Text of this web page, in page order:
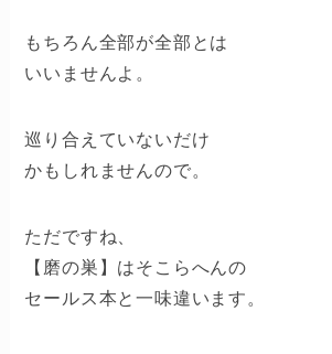
もちろん全部が全部とは
いいませんよ。
巡り合えていないだけ
かもしれませんので。
ただですね、
【磨の巣】はそこらへんの
セールス本と一味違います。